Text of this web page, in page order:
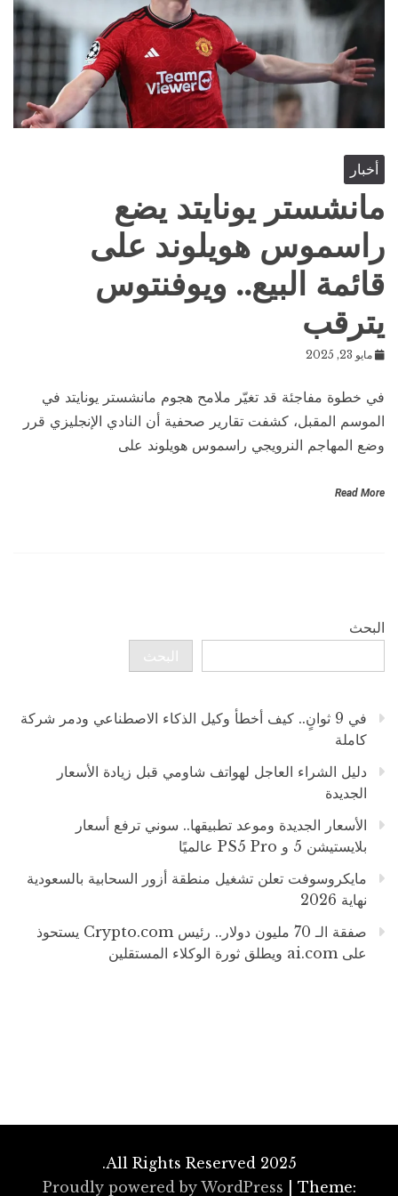
أخبار
مانشستر يونايتد يضع
راسموس هويلوند على
قائمة البيع.. ويوفنتوس
يترقب
مايو 23, 2025
في خطوة مفاجئة قد تغيّر ملامح هجوم مانشستر يونايتد في
الموسم المقبل، كشفت تقارير صحفية أن النادي الإنجليزي قرر
وضع المهاجم النرويجي راسموس هويلوند على
Read More
البحث
البحث
في 9 ثوانٍ.. كيف أخطأ وكيل الذكاء الاصطناعي ودمر شركة
كاملة
دليل الشراء العاجل لهواتف شاومي قبل زيادة الأسعار
الجديدة
الأسعار الجديدة وموعد تطبيقها.. سوني ترفع أسعار
بلايستيشن 5 و PS5 Pro عالميًا
مايكروسوفت تعلن تشغيل منطقة أزور السحابية بالسعودية
نهاية 2026
صفقة الـ 70 مليون دولار.. رئيس Crypto.com يستحوذ
على ai.com ويطلق ثورة الوكلاء المستقلين
All Rights Reserved 2025.
Proudly powered by WordPress
Theme: